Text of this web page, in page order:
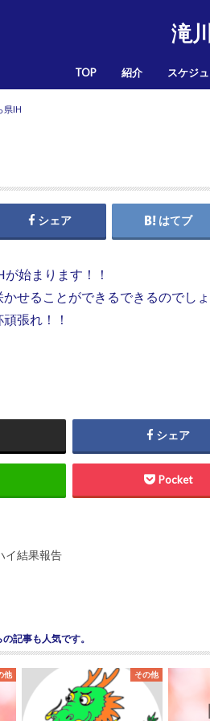
滝
TOP 紹介 スケジ
県IH
シェア はてブ
始まります！！
かせることができるできるのでし
張れ！！
シェア
Pocket
イ結果報告
の記事も人気です。
他 その他